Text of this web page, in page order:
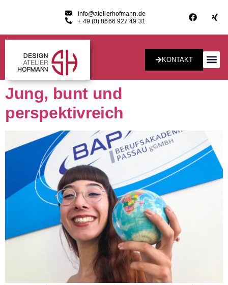
info@atelierhofmann.de
+ 49 (0) 8666 927 49 31
KONTAKT
Jung, bunt und
perspektivreich